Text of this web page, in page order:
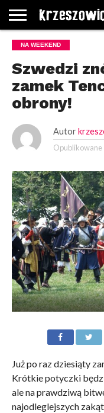
STRONA
GŁÓWNA
WYBORY
WYBIERZ
ROZKŁADY
GREGORCZYK
KONTAKT
NA WEEKEND
Szwedzi
zamek
obrony!
Autor
Opublikowane
Już po raz dziesiąty
Krótkie potyczki
ale na prawdziwą
najodleglejszych